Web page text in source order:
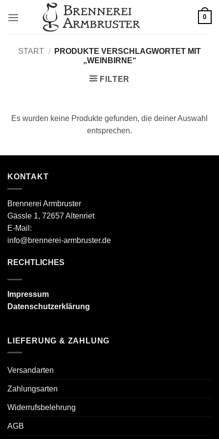
Inhalt
0
START /
PRODUKTE VERSCHLAGWORTET MIT
„WEINBIRNE“
FILTER
Es wurden keine Produkte gefunden, die deiner Auswahl
entsprechen.
KONTAKT
Brennerei Armbruster
Gässle 1, 72657 Altenriet
E-Mail:
info@brennerei-armbruster.de
RECHTLICHES
Impressum
Datenschutzerklärung
LIEFERUNG & ZAHLUNG
Versandarten
Zahlungsarten
Widerrufsbelehrung
AGB